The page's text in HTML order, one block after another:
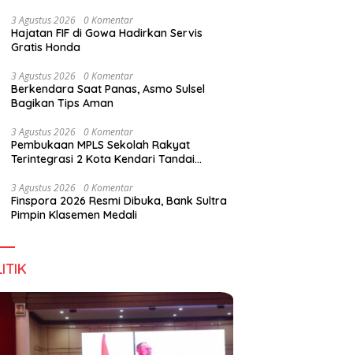
Kuliner Sultra Maimo
Layanan Imigrasi Terintegrasi
3 Agustus 2026 0 Komentar
Hajatan FIF di Gowa Hadirkan Servis
Gratis Honda
3 Agustus 2026 0 Komentar
Berkendara Saat Panas, Asmo Sulsel
Bagikan Tips Aman
3 Agustus 2026 0 Komentar
Pembukaan MPLS Sekolah Rakyat
Terintegrasi 2 Kota Kendari Tandai
3 Agustus 2026 0 Komentar
Finspora 2026 Resmi Dibuka, Bank Sultra
Pimpin Klasemen Medali